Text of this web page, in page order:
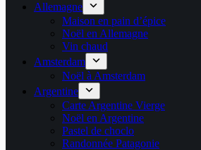
Allemagne
Maison en pain d’épice
Noël en Allemagne
Vin chaud
Amsterdam
Noël à Amsterdam
Argentine
Carte Argentine Vierge
Noël en Argentine
Pastel de choclo
Randonnée Patagonie